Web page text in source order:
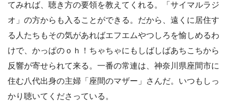
てみれば、聴き方の要領を教えてくれる。「サイマルラジ
オ」の方からも入ることができる。だから、遠くに居住す
る人たちもその気があればエフエムやつしろを愉しめるわ
けで、かっぱのｏｈ！ちゃちゃにもしばしばあちこちから
反響が寄せられて来る。一番の常連は、神奈川県座間市に
住む八代出身の主婦「座間のマザー」さんだ。いつもしっ
かり聴いてくださっている。